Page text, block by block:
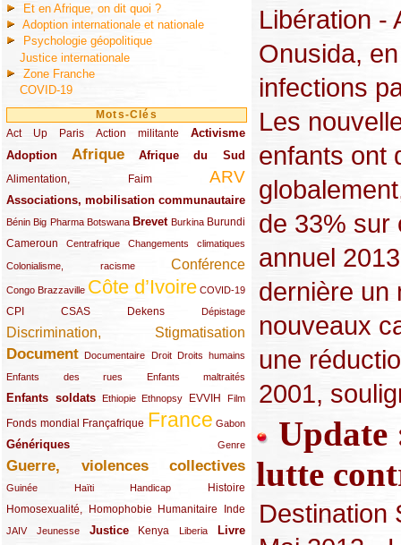
Et en Afrique, on dit quoi ?
Adoption internationale et nationale
Psychologie géopolitique
Justice internationale
Zone Franche
COVID-19
Mots-Clés
Act Up Paris
(49/289) Action militante
(32/289) Activisme
(73/289)
Adoption
(82/289) Afrique
(161/289) Afrique du Sud
(73/289)
Alimentation, Faim
(48/289) ARV
(203/289)
Associations, mobilisation communautaire
(65/289)
Bénin
(13/289)Big Pharma
(16/289) Botswana
(9/289) Brevet
(83/289) Burkina
(18/289) Burundi
(30/289)
Cameroun
(47/289) Centrafrique
(23/289) Changements climatiques
(10/289)
Colonialisme, racisme
(19/289) Conférence
(118/289)
Congo Brazzaville
(24/289) Côte d’Ivoire
(263/289) COVID-19
(13/289)
CPI
(48/289) CSAS
(32/289) Dekens
(29/289) Dépistage
(19/289)
Discrimination, Stigmatisation
(131/289)
Document
(145/289) Documentaire
(9/289) Droit
(20/289) Droits humains
(22/289)
Enfants des rues
(21/289) Enfants maltraités
(10/289)
Enfants soldats
(68/289) Ethiopie
(12/289) Ethnopsy
(15/289) EVVIH
(55/289) Film
(22/289)
Fonds mondial
(48/289) Françafrique
(39/289) France
(289/289) Gabon
(12/289)
Génériques
(59/289) Genre
(22/289)
Guerre, violences collectives
(149/289)
Guinée
(12/289) Haïti
(15/289) Handicap
(10/289) Histoire
(49/289)
Homosexualité, Homophobie
(44/289) Humanitaire
(47/289) Inde
(34/289)
JAIV
(10/289)Jeunesse
(21/289) Justice
(65/289) Kenya
(35/289) Liberia
(25/289) Livre
(62/289)
Libération -
Onusida,
infections
Les
enfants ont
de 33% sur
annuel
dernière un
nouveaux
une
2001,
Update
lutte
Destination